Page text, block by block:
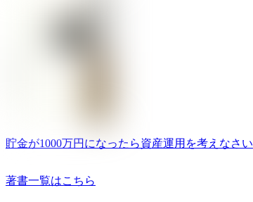
貯金が1000万円になったら資産運用を考えなさい
著書一覧はこちら